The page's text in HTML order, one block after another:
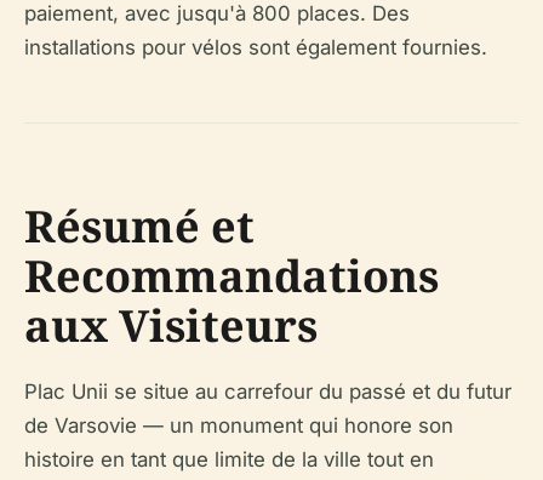
paiement, avec jusqu'à 800 places. Des
installations pour vélos sont également fournies.
Résumé et
Recommandations
aux Visiteurs
Plac Unii se situe au carrefour du passé et du futur
de Varsovie — un monument qui honore son
histoire en tant que limite de la ville tout en